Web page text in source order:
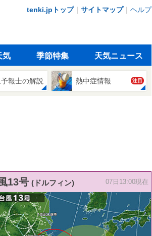
tenki.jpトップ｜ サイトマップ｜ ヘルプ
気 季節特集 天気ニュース
報士の解説 熱中症情報 注目
13号 (ドルフィン) 07日13:00現在